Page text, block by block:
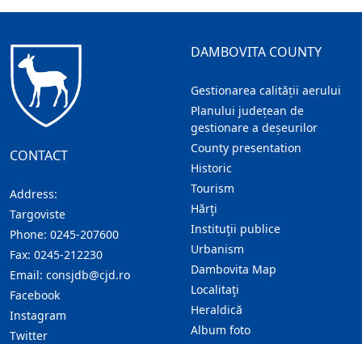
CONTACT
Address:
Targoviste
Phone: 0245-207600
Fax: 0245-212230
Email: consjdb@cjd.ro
Facebook
Instagram
Twitter
DAMBOVITA COUNTY
Gestionarea calității aerului
Planului județean de
gestionare a deșeurilor
County presentation
Historic
Tourism
Hărţi
Instituţii publice
Urbanism
Dambovita Map
Localitaţi
Heraldică
Album foto